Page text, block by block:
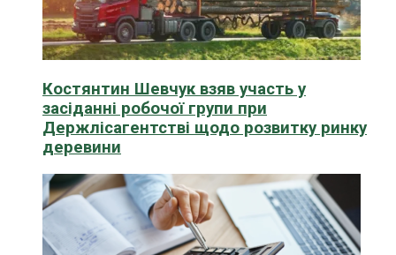
Костянтин Шевчук взяв участь у
засіданні робочої групи при
Держлісагентстві щодо розвитку ринку
деревини